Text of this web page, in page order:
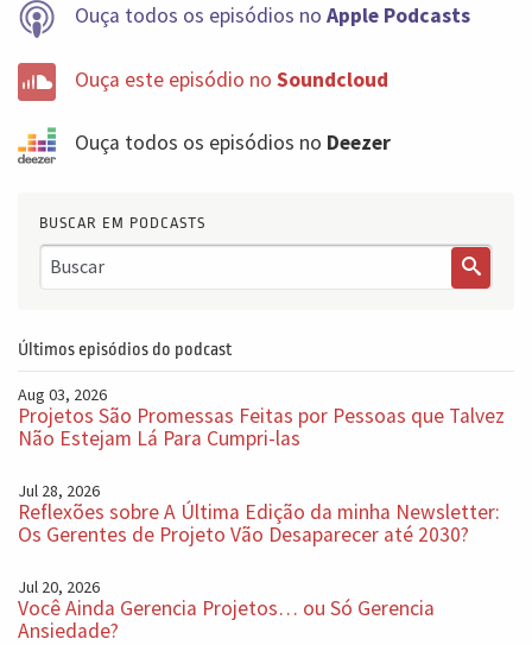
Ouça todos os episódios no Apple Podcasts
Ouça este episódio no Soundcloud
Ouça todos os episódios no Deezer
BUSCAR EM PODCASTS
Últimos episódios do podcast
Aug 03, 2026
Projetos São Promessas Feitas por Pessoas que Talvez
Não Estejam Lá Para Cumpri-las
Jul 28, 2026
Reflexões sobre A Última Edição da minha Newsletter:
Os Gerentes de Projeto Vão Desaparecer até 2030?
Jul 20, 2026
Você Ainda Gerencia Projetos… ou Só Gerencia
Ansiedade?